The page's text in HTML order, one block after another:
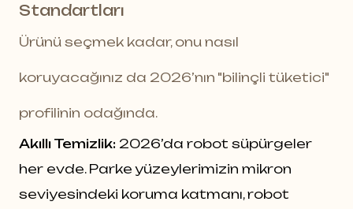
Standartları
Ürünü seçmek kadar, onu nasıl
koruyacağınız da 2026’nın "bilinçli tüketici"
profilinin odağında.
Akıllı Temizlik: 2026’da robot süpürgeler
her evde. Parke yüzeylerimizin mikron
seviyesindeki koruma katmanı, robot